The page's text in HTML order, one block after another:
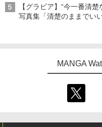
【グラビア】“今一番清
写真集「清楚のままでい
MANGA